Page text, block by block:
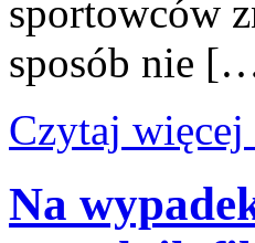
sportowców
sposób nie
Czytaj więcej
Na